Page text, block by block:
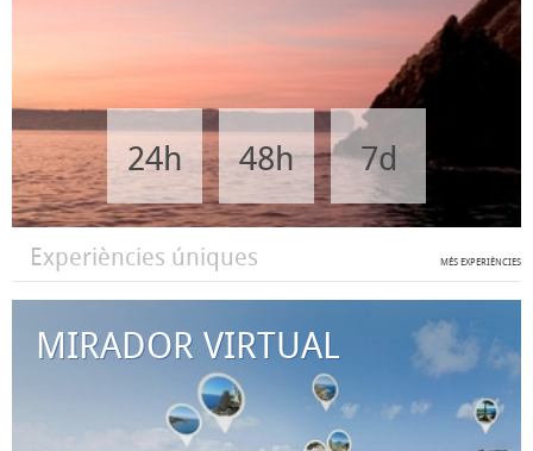
24h 48h 7d
Experiències úniques MÉS EXPERIÈNCIES
MIRADOR VIRTUAL